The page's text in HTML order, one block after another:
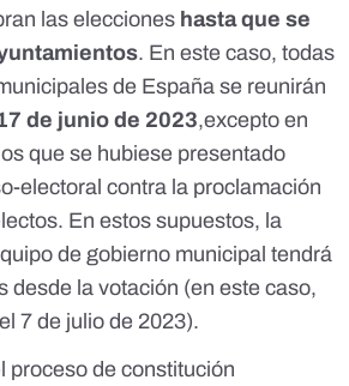
las elecciones hasta que se
. En este caso, todas
de España se reunirán
de junio de 2023,excepto en
que se hubiese presentado
electoral contra la proclamación
En estos supuestos, la
de gobierno municipal tendrá
desde la votación (en este caso,
7 de julio de 2023).
proceso de constitución